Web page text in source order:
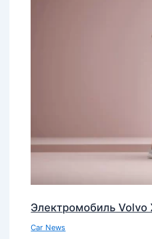
Электромобиль Volvo
Car News